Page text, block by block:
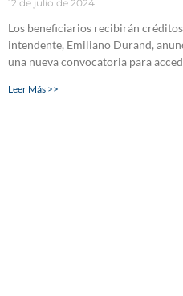
12 de julio de 2024
Los beneficiarios recibirán
intendente, Emiliano Durand,
una nueva convocatoria para
Leer Más >>